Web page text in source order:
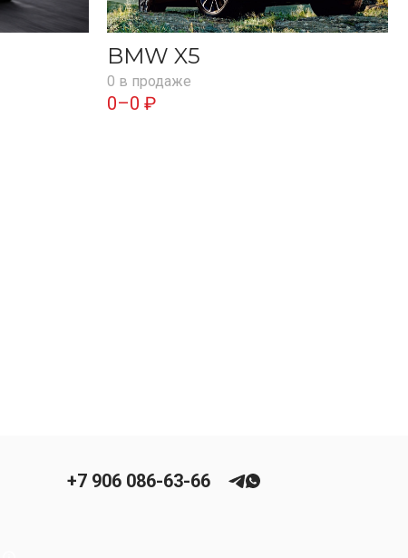
BMW X5
0 в продаже
0–0 ₽
+7 906 086-63-66